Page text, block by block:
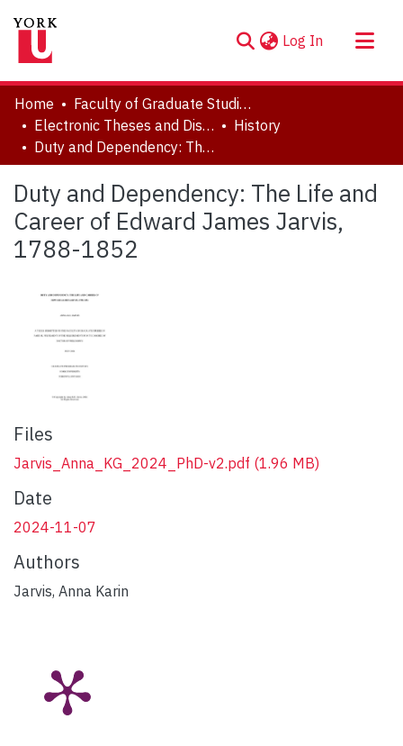
Log In (current)
About
Communities & Collections
Browse YorkSpace
Statistics
Home
Faculty of Graduate Studies
Electronic Theses and Dissertations (ETDs)
History
Duty and Dependency: The Life and Career of Edward James Jarvis, 1788-1852
Duty and Dependency: The Life and
Career of Edward James Jarvis,
1788-1852
Files
Jarvis_Anna_KG_2024_PhD-v2.pdf (1.96 MB)
Date
2024-11-07
Authors
Jarvis, Anna Karin